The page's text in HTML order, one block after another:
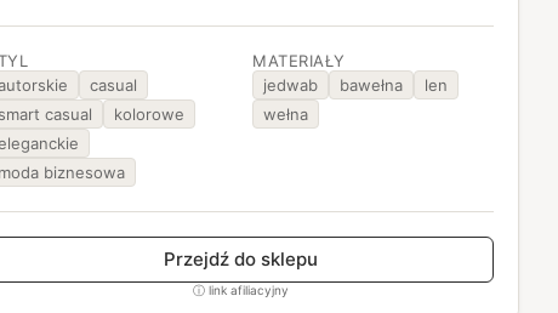
casual
smart casual
kolorowe
moda biznesowa
MATERIAŁY
jedwab
bawełna
len
wełna
Przejdź do sklepu
ⓘ link afiliacyjny